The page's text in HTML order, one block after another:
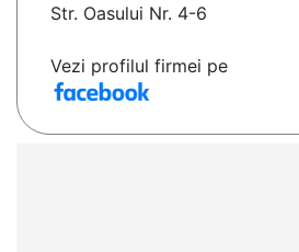
Str. Oasului Nr. 4-6
Vezi profilul firmei pe